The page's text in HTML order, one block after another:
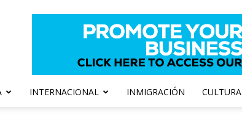
INTERNACIONAL INMIGRACIÓN CULTURA